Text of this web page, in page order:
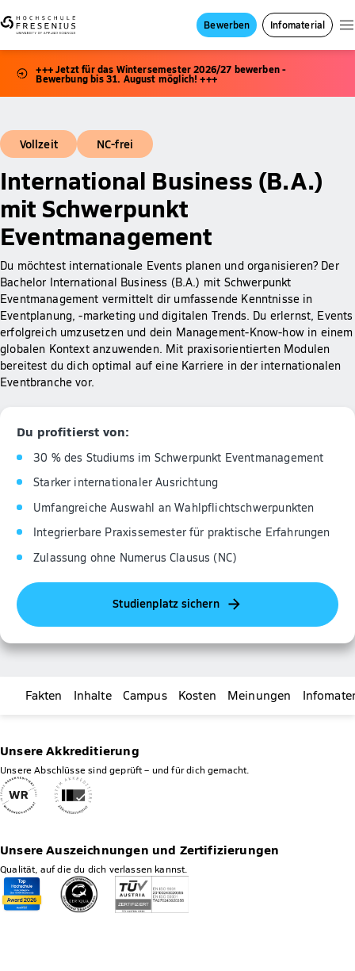
Bewerben Infomaterial
+++ Jetzt für das Wintersemester 2026/27 bewerben -
Bewerbung bis 31. August möglich! +++
Vollzeit NC-frei
International Business (B.A.)
mit Schwerpunkt
Eventmanagement
Du möchtest internationale Events planen und organisieren? Der
Bachelor International Business (B.A.) mit Schwerpunkt
Eventmanagement vermittelt dir umfassende Kenntnisse in
Eventplanung, -marketing und digitalen Trends. Du erlernst, Events
erfolgreich umzusetzen und dein Management-Know-how in einem
globalen Kontext anzuwenden. Mit praxisorientierten Modulen
bereitest du dich optimal auf eine Karriere in der internationalen
Eventbranche vor.
Du profitierst von:
30 % des Studiums im Schwerpunkt Eventmanagement
Starker internationaler Ausrichtung
Umfangreiche Auswahl an Wahlpflichtschwerpunkten
Integrierbare Praxissemester für praktische Erfahrungen
Zulassung ohne Numerus Clausus (NC)
Studienplatz sichern
Fakten Inhalte Campus Kosten Meinungen
Unsere Akkreditierung
Unsere Abschlüsse sind geprüft – und für dich gemacht.
Unsere Auszeichnungen und Zertifizierungen
Qualität, auf die du dich verlassen kannst.